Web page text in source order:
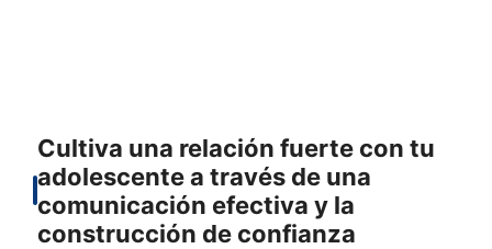
Cultiva una relación fuerte con tu
adolescente a través de una
comunicación efectiva y la
construcción de confianza